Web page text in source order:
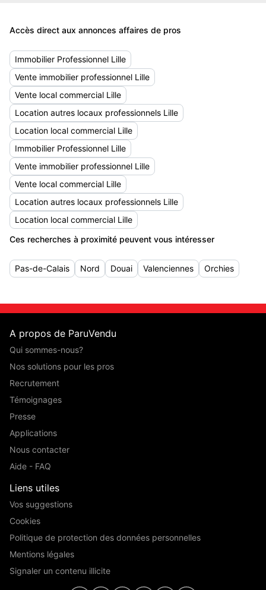
Accès direct aux annonces affaires de pros
Immobilier Professionnel Lille
Vente immobilier professionnel Lille
Vente local commercial Lille
Location autres locaux professionnels Lille
Location local commercial Lille
Immobilier Professionnel Lille
Vente immobilier professionnel Lille
Vente local commercial Lille
Location autres locaux professionnels Lille
Location local commercial Lille
Ces recherches à proximité peuvent vous intéresser
Pas-de-Calais Nord Douai Valenciennes Orchies
A propos de ParuVendu
Qui sommes-nous?
Nos solutions pour les pros
Recrutement
Témoignages
Presse
Applications
Nous contacter
Aide - FAQ
Liens utiles
Vos suggestions
Cookies
Politique de protection des données personnelles
Mentions légales
Signaler un contenu illicite